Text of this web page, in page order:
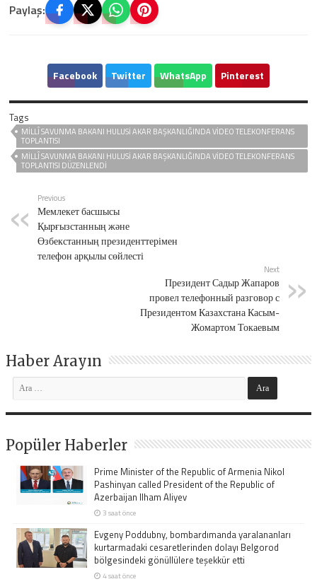
Paylaş:
Facebook Twitter WhatsApp Pinterest
Tags
MILLÎ SAVUNMA BAKANI HULUSI AKAR BAŞKANLIĞINDA VIDEO TELEKONFERANS
TOPLANTISI
MILLÎ SAVUNMA BAKANI HULUSI AKAR BAŞKANLIĞINDA VIDEO TELEKONFERANS
TOPLANTISI DÜZENLENDI
Previous
Мемлекет басшысы
Қырғызстанның және
Өзбекстанның президенттерімен
телефон арқылы сөйлесті
Next
Президент Садыр Жапаров
провел телефонный разговор с
Президентом Казахстана Касым-
Жомартом Токаевым
Haber Arayın
Popüler Haberler
Prime Minister of the Republic of Armenia Nikol
Pashinyan called President of the Republic of
Azerbaijan Ilham Aliyev
3 saat önce
Evgeny Poddubny, bombardımanda yaralananları
kurtarmadaki cesaretlerinden dolayı Belgorod
bölgesindeki gönüllülere teşekkür etti
4 saat önce